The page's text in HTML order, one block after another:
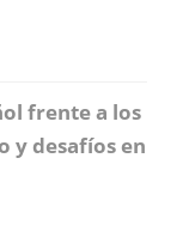
frente a los
y desafíos en